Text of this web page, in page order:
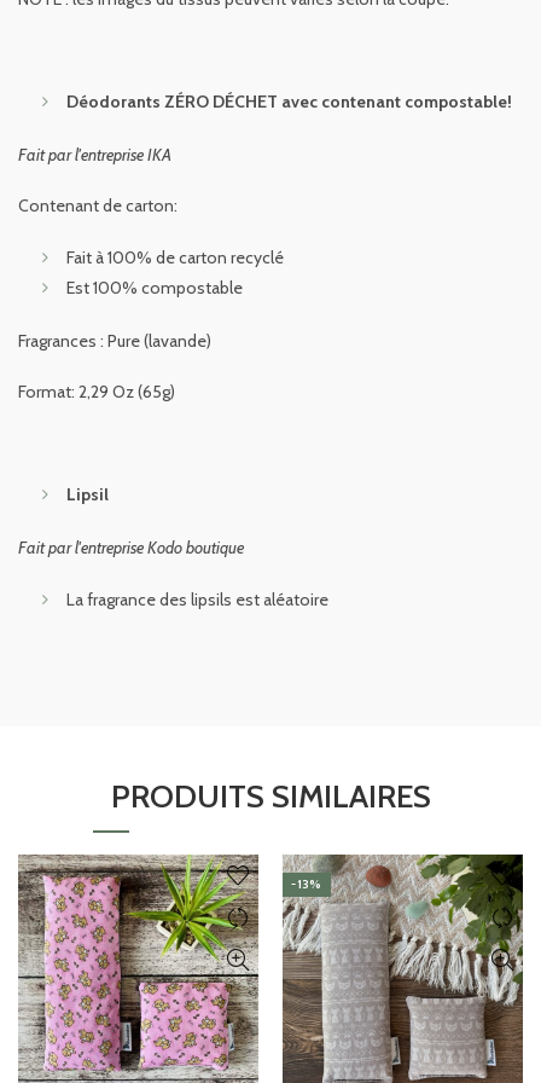
Déodorants ZÉRO DÉCHET avec contenant compostable!
Fait par l'entreprise IKA
Contenant de carton:
Fait à 100% de carton recyclé
Est 100% compostable
Fragrances : Pure (lavande)
Format: 2,29 Oz (65g)
Lipsil
Fait par l'entreprise Kodo boutique
La fragrance des lipsils est aléatoire
PRODUITS SIMILAIRES
-13%